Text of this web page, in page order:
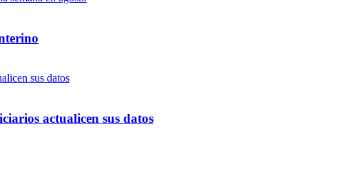
actualicen sus datos